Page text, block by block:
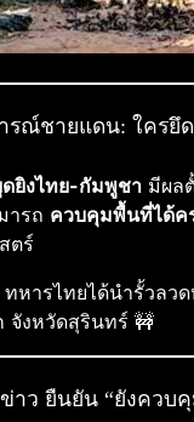
รณ์ชายแดน: ใครยึ
ยิงไทย-กัมพูชา มีผล
ารถ ควบคุมพื้นที่ได้ค
ตร์
หารไทยได้นำรั้วลว
จังหวัดสุรินทร์ 🚧
าว ยืนยัน “ยังควบ